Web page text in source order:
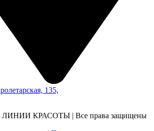
135,​
| ЛИНИИ КРАСОТЫ | Все права защищены